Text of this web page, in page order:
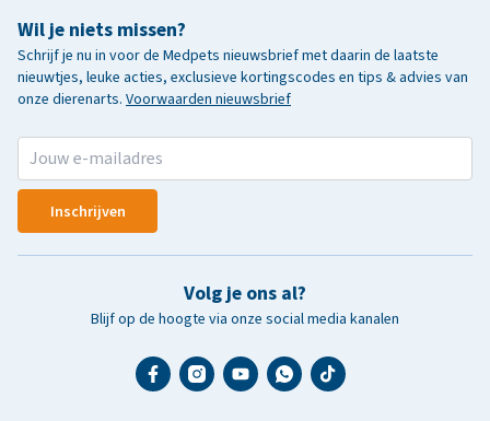
Wil je niets missen?
Schrijf je nu in voor de Medpets nieuwsbrief met daarin de laatste
nieuwtjes, leuke acties, exclusieve kortingscodes en tips & advies van
onze dierenarts. Voorwaarden nieuwsbrief
Inschrijven
Volg je ons al?
Blijf op de hoogte via onze social media kanalen